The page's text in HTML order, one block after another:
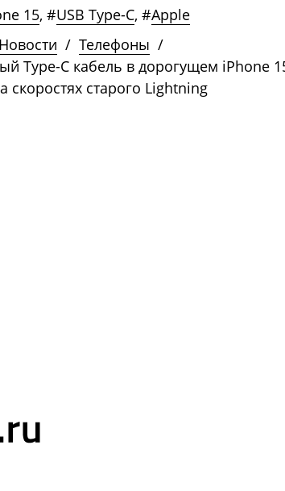
15, #USB Type-C, #Apple
Новости / Телефоны /
Type-C кабель в дорогущем iPhone
скоростях старого Lightning